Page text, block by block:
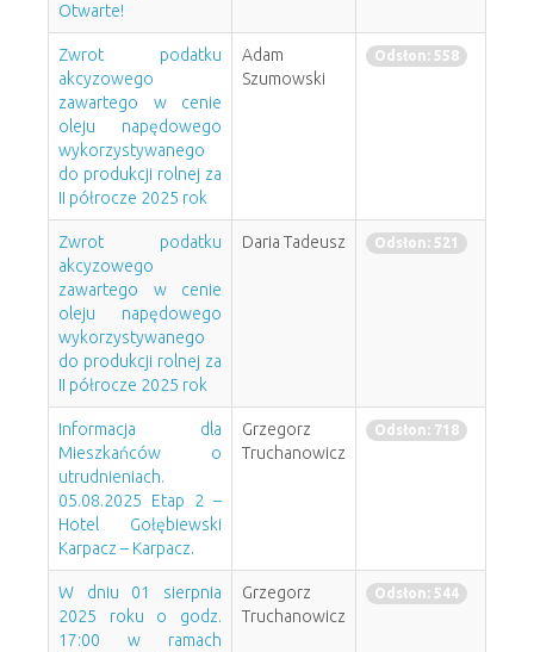
Otwarte!
Zwrot podatku
akcyzowego
zawartego w cenie
oleju napędowego
wykorzystywanego
do produkcji rolnej za
II półrocze 2025 rok
Adam
Szumowski
Odsłon: 558
Zwrot podatku
akcyzowego
zawartego w cenie
oleju napędowego
wykorzystywanego
do produkcji rolnej za
II półrocze 2025 rok
Daria Tadeusz Odsłon: 521
Informacja dla
Mieszkańców o
utrudnieniach.
05.08.2025 Etap 2 –
Hotel Gołębiewski
Karpacz – Karpacz.
Grzegorz
Truchanowicz
Odsłon: 718
W dniu 01 sierpnia
2025 roku o godz.
17:00 w ramach
Grzegorz
Truchanowicz
Odsłon: 544